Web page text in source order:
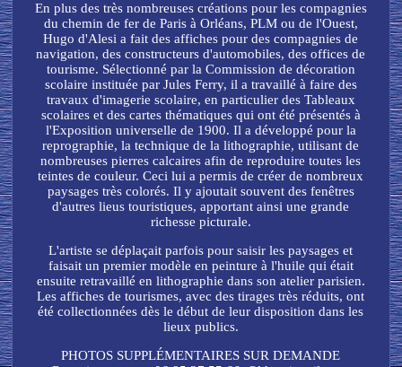
En plus des très nombreuses créations pour les compagnies
du chemin de fer de Paris à Orléans, PLM ou de l'Ouest,
Hugo d'Alesi a fait des affiches pour des compagnies de
navigation, des constructeurs d'automobiles, des offices de
tourisme. Sélectionné par la Commission de décoration
scolaire instituée par Jules Ferry, il a travaillé à faire des
travaux d'imagerie scolaire, en particulier des Tableaux
scolaires et des cartes thématiques qui ont été présentés à
l'Exposition universelle de 1900. Il a développé pour la
reprographie, la technique de la lithographie, utilisant de
nombreuses pierres calcaires afin de reproduire toutes les
teintes de couleur. Ceci lui a permis de créer de nombreux
paysages très colorés. Il y ajoutait souvent des fenêtres
d'autres lieus touristiques, apportant ainsi une grande
richesse picturale.
L'artiste se déplaçait parfois pour saisir les paysages et
faisait un premier modèle en peinture à l'huile qui était
ensuite retravaillé en lithographie dans son atelier parisien.
Les affiches de tourismes, avec des tirages très réduits, ont
été collectionnées dès le début de leur disposition dans les
lieux publics.
PHOTOS SUPPLÉMENTAIRES SUR DEMANDE